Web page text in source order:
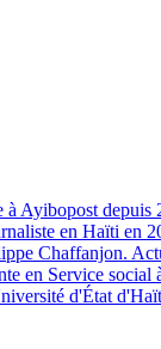
Ayibopost depuis
en Haïti en
Chaffanjon.
en Service social
d'État